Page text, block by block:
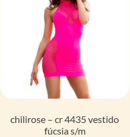
chilirose – cr 4435 vestido
fúcsia s/m